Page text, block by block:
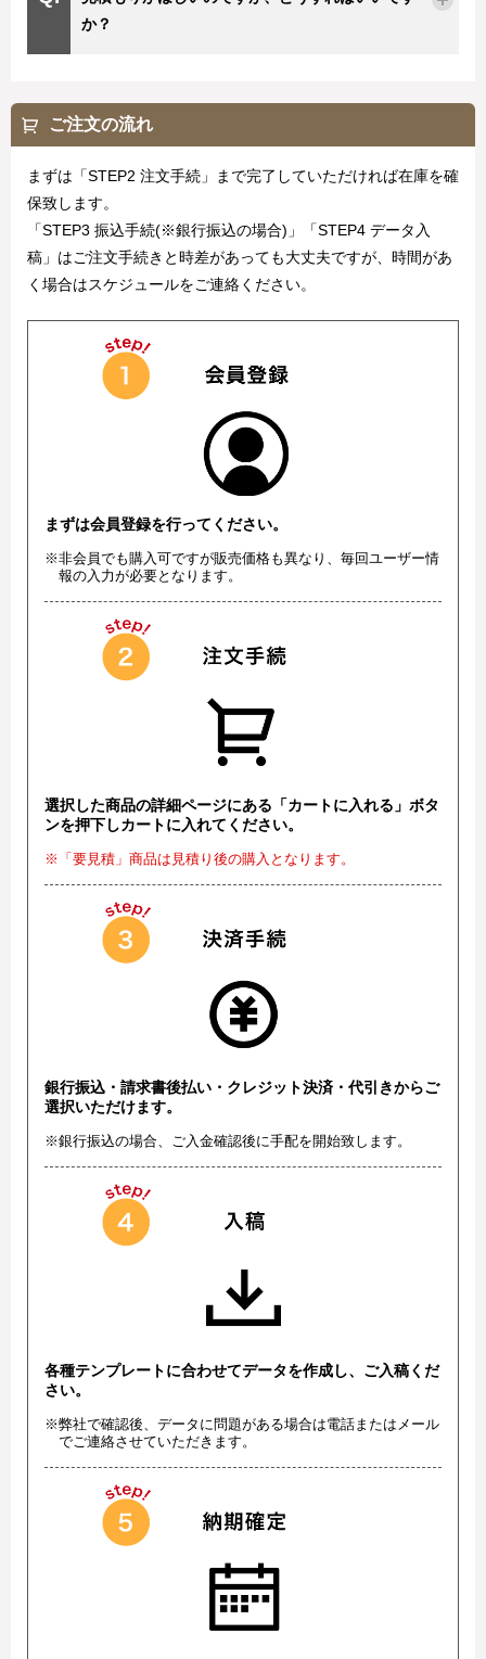
か？
ご注文の流れ
まずは「STEP2 注文手続」まで完了していただければ在庫を確
保致します。
「STEP3 振込手続(※銀行振込の場合)」「STEP4 データ入
稿」はご注文手続きと時差があっても大丈夫ですが、時間があ
く場合はスケジュールをご連絡ください。
まずは会員登録を行ってください。
※非会員でも購入可ですが販売価格も異なり、毎回ユーザー情
報の入力が必要となります。
選択した商品の詳細ページにある「カートに入れる」ボタ
ンを押下しカートに入れてください。
※「要見積」商品は見積り後の購入となります。
銀行振込・請求書後払い・クレジット決済・代引きからご
選択いただけます。
※銀行振込の場合、ご入金確認後に手配を開始致します。
各種テンプレートに合わせてデータを作成し、ご入稿くだ
さい。
※弊社で確認後、データに問題がある場合は電話またはメール
でご連絡させていただきます。